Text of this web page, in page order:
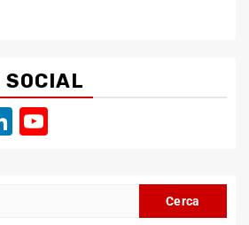
SOCIAL
LinkedIn